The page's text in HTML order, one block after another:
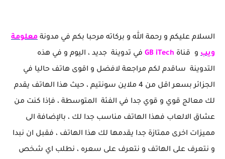
السلام عليكم و رحمة الله و بركاته مرحبا بكم في مدونة معلومة
ويب و قناة GB iTech في تدوينة جديد ، اليوم و في هذه
التدوينة ساقدم لكم مراجعة لافضل و اقوى هاتف حاليا في
الجزائر بسعر اقل من 4 ملاين سونتيم ، حيث هذا الهاتف يقدم
لك معالج قوي و قوي جدا في الفئة المتوسطة ، فإذا كنت من
عشاق الالعاب فهذا الهاتف مناسب جدا لك ، بالإضافة الى
مميزات اخرى ممتازة جدا يقدمها لك هذا الهاتف ، فقبل ان نبدا
و نتعرف على الهاتف و نتعرف على سعره ، نطلب اي شخص